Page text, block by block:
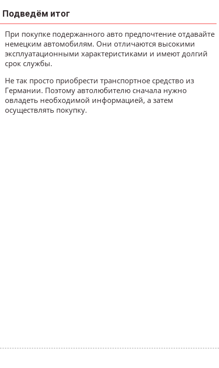
Подведём итог
При покупке подержанного авто предпочтение отдавайте
немецким автомобилям. Они отличаются высокими
эксплуатационными характеристиками и имеют долгий
срок службы.
Не так просто приобрести транспортное средство из
Германии. Поэтому автолюбителю сначала нужно
овладеть необходимой информацией, а затем
осуществлять покупку.